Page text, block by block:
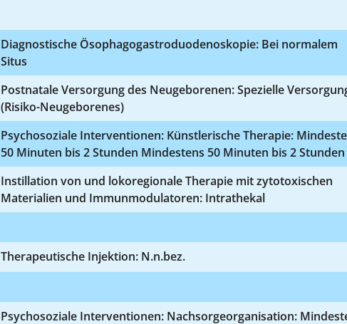
Diagnostische Ösophagogastroduodenoskopie: Bei normalem
Situs
Postnatale Versorgung des Neugeborenen: Spezielle
(Risiko-Neugeborenes)
Psychosoziale Interventionen: Künstlerische Therapie:
50 Minuten bis 2 Stunden Mindestens 50 Minuten bis 2 Stunden
Instillation von und lokoregionale Therapie mit zytotoxischen
Materialien und Immunmodulatoren: Intrathekal
Therapeutische Injektion: N.n.bez.
Psychosoziale Interventionen: Nachsorgeorganisation: